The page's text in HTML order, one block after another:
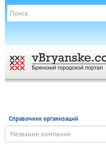
Справочник организаций